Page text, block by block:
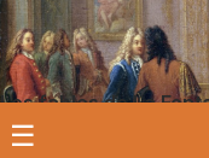
Les fables de La
☰